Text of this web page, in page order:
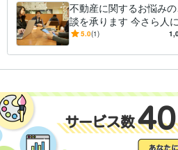
不動産に関するお悩み
談を承ります 今さら人
聞けないちょっとした
5.0(1)